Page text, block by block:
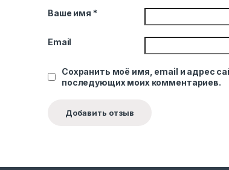
Ваше имя *
Email
Сохранить моё имя, email и адрес
последующих моих комментариев.